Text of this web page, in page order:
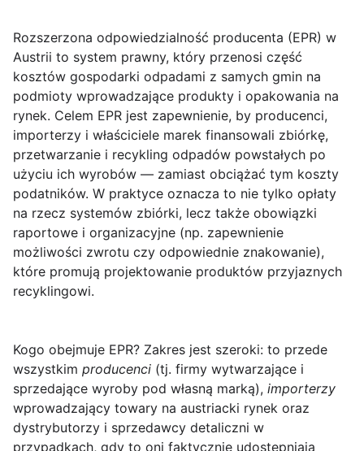
Rozszerzona odpowiedzialność producenta (EPR) w
Austrii to system prawny, który przenosi część
kosztów gospodarki odpadami z samych gmin na
podmioty wprowadzające produkty i opakowania na
rynek. Celem EPR jest zapewnienie, by producenci,
importerzy i właściciele marek finansowali zbiórkę,
przetwarzanie i recykling odpadów powstałych po
użyciu ich wyrobów — zamiast obciążać tym koszty
podatników. W praktyce oznacza to nie tylko opłaty
na rzecz systemów zbiórki, lecz także obowiązki
raportowe i organizacyjne (np. zapewnienie
możliwości zwrotu czy odpowiednie znakowanie),
które promują projektowanie produktów przyjaznych
recyklingowi.
Kogo obejmuje EPR? Zakres jest szeroki: to przede
wszystkim producenci (tj. firmy wytwarzające i
sprzedające wyroby pod własną marką), importerzy
wprowadzający towary na austriacki rynek oraz
dystrybutorzy i sprzedawcy detaliczni w
przypadkach, gdy to oni faktycznie udostępniają